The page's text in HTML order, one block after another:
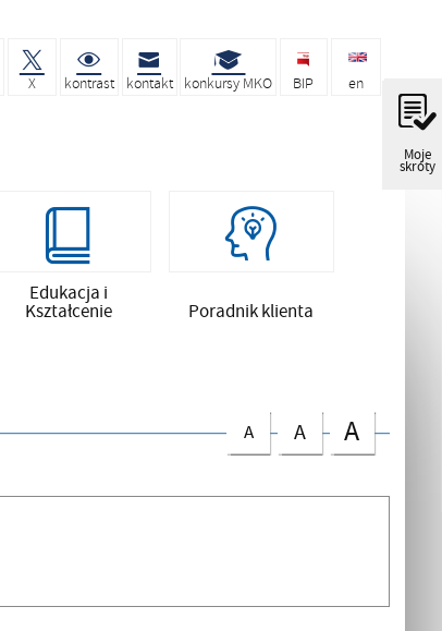
Moje
skróty
X kontrast kontakt konkursy MKO BIP en
Edukacja i
Kształcenie Poradnik klienta
A A A